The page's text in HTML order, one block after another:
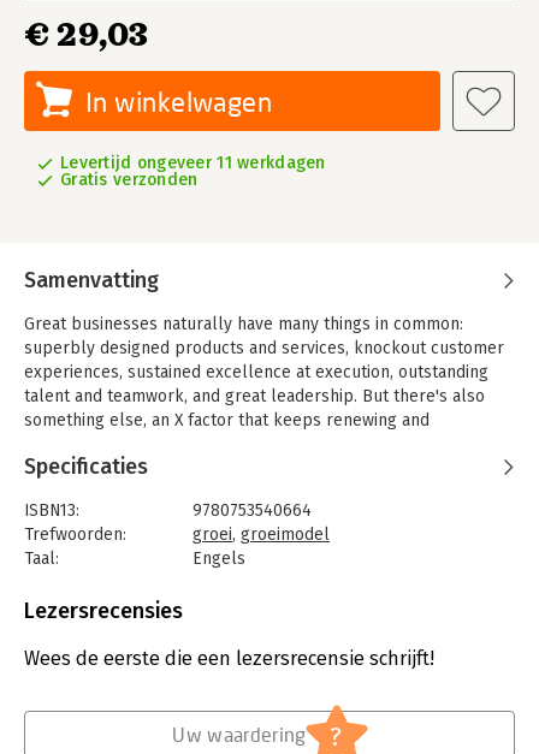
€ 29,03
In winkelwagen
Levertijd ongeveer 11 werkdagen
Gratis verzonden
Samenvatting
Great businesses naturally have many things in common:
superbly designed products and services, knockout customer
experiences, sustained excellence at execution, outstanding
talent and teamwork, and great leadership. But there's also
something else, an X factor that keeps renewing and
Based on almost ten years of empirical research involving
50,000 companies, Jim Stengel, former director of marketing at
Procter & Gamble, shows how the world's 50 best businesses -
as diverse as Apple, Red Bull, Pampers and Petrobras - have a
and their ability to connect with fundamental human emotions,
In this, the next big idea book, Stengel deftly blends timeless
framework, to show us how by embracing what he describes as
'brand ideals', the world's best businesses can achieve
Specificaties
ISBN13:
9780753540664
Trefwoorden:
groei, groeimodel
Taal:
Engels
Aantal pagina's:
Druk:
1
Algemeen management
Lezersrecensies
Wees de eerste die een lezersrecensie schrijft!
Uw waardering ?